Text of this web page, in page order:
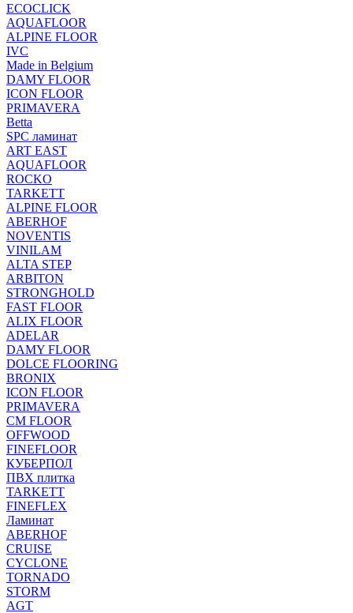
ECOCLICK
AQUAFLOOR
ALPINE FLOOR
IVC
Made in Belgium
DAMY FLOOR
ICON FLOOR
PRIMAVERA
Betta
SPC ламинат
ART EAST
AQUAFLOOR
ROCKO
TARKETT
ALPINE FLOOR
ABERHOF
NOVENTIS
VINILAM
ALTA STEP
ARBITON
STRONGHOLD
FAST FLOOR
ALIX FLOOR
ADELAR
DAMY FLOOR
DOLCE FLOORING
BRONIX
ICON FLOOR
PRIMAVERA
CM FLOOR
OFFWOOD
FINEFLOOR
КУБЕРПОЛ
ПВХ плитка
TARKETT
FINEFLEX
Ламинат
ABERHOF
CRUISE
CYCLONE
TORNADO
STORM
AGT